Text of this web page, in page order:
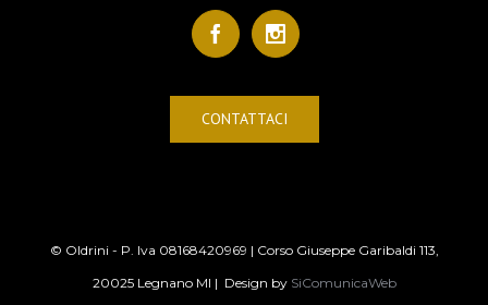
CONTATTACI
© Oldrini - P. Iva 08168420969 | Corso Giuseppe Garibaldi 113,
20025 Legnano MI | Design by SiComunicaWeb